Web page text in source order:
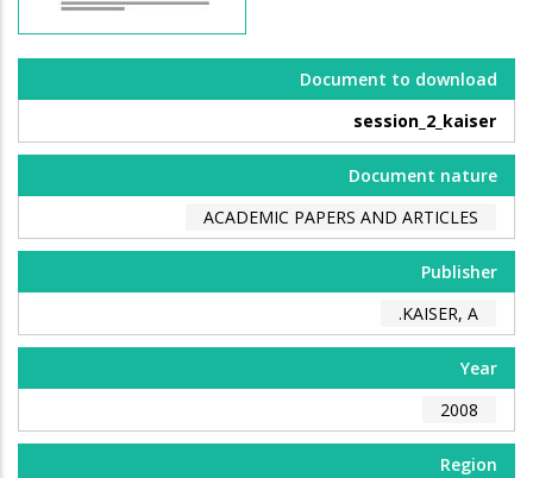
Document to download
session_2_kaiser
Document nature
ACADEMIC PAPERS AND ARTICLES
Publisher
KAISER, A.
Year
2008
Region